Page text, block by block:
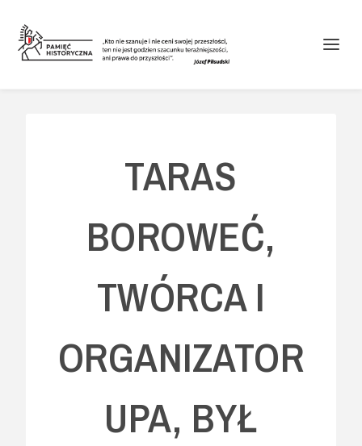
TARAS
BOROWEĆ,
TWÓRCA I
ORGANIZATOR
UPA, BYŁ